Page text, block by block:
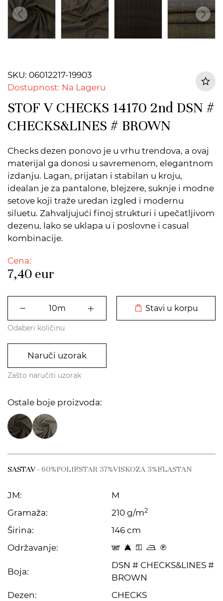
SKU: 06012217-19903
Dostupnost: Na Lageru
STOF V CHECKS 14170 2nd DSN #
CHECKS&LINES # BROWN
Checks dezen ponovo je u vrhu trendova, a ovaj
materijal ga donosi u savremenom, elegantnom
izdanju. Lagan, prijatan i stabilan u kroju,
idealan je za pantalone, blejzere, suknje i modne
setove koji traže uredan izgled i modernu
siluetu. Zahvaljujući finoj strukturi i upečatljivom
dezenu, lako se uklapa u i poslovne i casual
kombinacije.
Cena:
7,40 eur
Stavi u korpu
Odaberi količinu
Naruči uzorak
Zašto naručiti uzorak
Ostale boje proizvoda:
SASTAV- 60%POLIESTAR 37%VISKOZA 3%ELASTAN
JM:
M
Gramaža:
210 g/m2
Širina:
146 cm
Održavanje:
s 8 y o C
Boja:
DSN # CHECKS&LINES #
BROWN
Dezen:
CHECKS